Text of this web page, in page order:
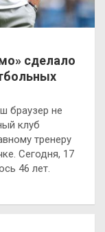
сделало
браузер не
клуб
тренеру
Сегодня, 17
46 лет.